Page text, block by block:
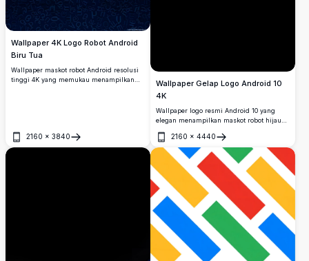
Wallpaper 4K Logo Robot Android
Biru Tua
Wallpaper maskot robot Android resolusi
tinggi 4K yang memukau menampilkan
2160 × 3840
Buka
Wallpaper Gelap Logo Android 10
4K
Wallpaper logo resmi Android 10 yang
elegan menampilkan maskot robot hijau
Sempurna untuk layar AMOLED,
menawarkan kontras yang memukau dan
desain minimalis dalam resolusi ultra-
tinggi.
2160 × 4440
Buka